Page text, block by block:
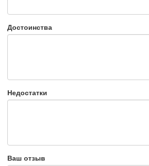
Достоинства
Недостатки
Ваш отзыв